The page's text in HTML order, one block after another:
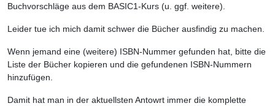
Buchvorschläge aus dem BASIC1-Kurs (u. ggf. weitere).
Leider tue ich mich damit schwer die Bücher ausfindig zu machen.
Wenn jemand eine (weitere) ISBN-Nummer gefunden hat, bitte die
Liste der Bücher kopieren und die gefundenen ISBN-Nummern
hinzufügen.
Damit hat man in der aktuellsten Antowrt immer die komplette